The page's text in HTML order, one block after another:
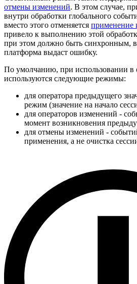
отмены изменений. В этом случае,
внутри обработки глобального
вместо этого отменяется применение
привело к выполнению этой
при этом должно быть синхронным,
платформа выдаст ошибку.
По умолчанию, при использовании в
используются следующие режимы:
для оператора предыдущего
режим (значение на начало
для операторов изменений -
момент возникновения
для отмены изменений -
применения, а не очистка